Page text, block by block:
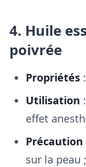
4. Huile
poivrée
Propriétés
Utilisation
effet
sur la peau